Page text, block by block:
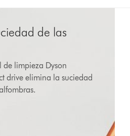
de las
de limpieza Dyson
drive elimina la suciedad